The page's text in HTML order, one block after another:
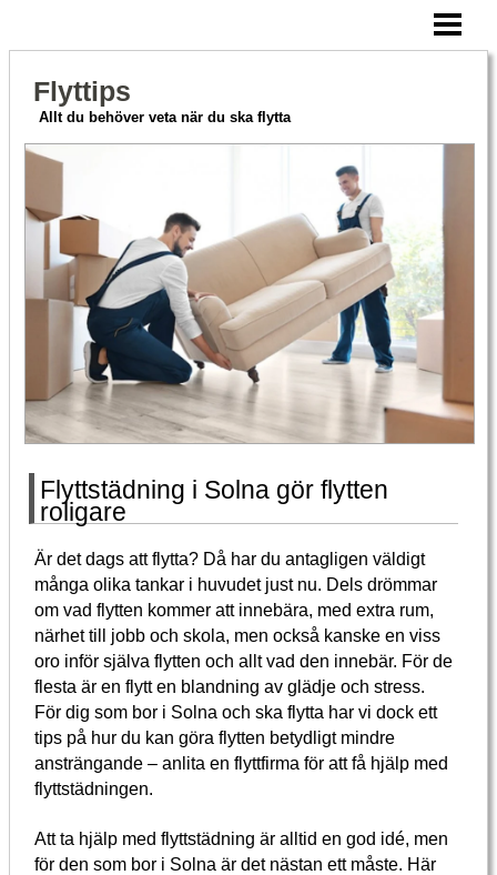
ATT TÄNKA PÅ
FLYTTFIRMA PRISER
BLOGG
Flyttips
Allt du behöver veta när du ska flytta
Flyttstädning i Solna gör flytten
roligare
Är det dags att flytta? Då har du antagligen väldigt
många olika tankar i huvudet just nu. Dels drömmar
om vad flytten kommer att innebära, med extra rum,
närhet till jobb och skola, men också kanske en viss
oro inför själva flytten och allt vad den innebär. För de
flesta är en flytt en blandning av glädje och stress.
För dig som bor i Solna och ska flytta har vi dock ett
tips på hur du kan göra flytten betydligt mindre
ansträngande – anlita en flyttfirma för att få hjälp med
flyttstädningen.
Att ta hjälp med flyttstädning är alltid en god idé, men
för den som bor i Solna är det nästan ett måste. Här